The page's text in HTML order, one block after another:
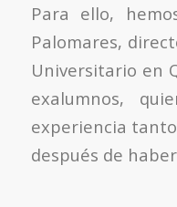
Para ello,
Palomares,
Universitario en
exalumnos,
experiencia
después de